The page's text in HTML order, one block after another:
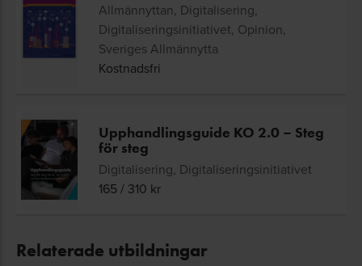
Allmännyttan, Digitalisering,
Digitaliseringsinitiativet, Opinion,
Sveriges Allmännytta
Kostnadsfri
Upphandlingsguide KO 2.0 – Steg
för steg
Digitalisering, Digitaliseringsinitiativet
165/ 310 kr
Relaterade utbildningar